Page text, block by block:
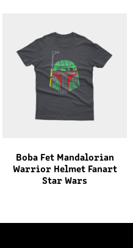
Boba Fet Mandalorian
Warrior Helmet Fanart
Star Wars